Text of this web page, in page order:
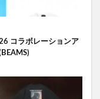
コラボレーションア